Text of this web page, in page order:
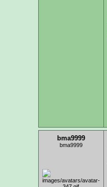
bma9999
bma9999